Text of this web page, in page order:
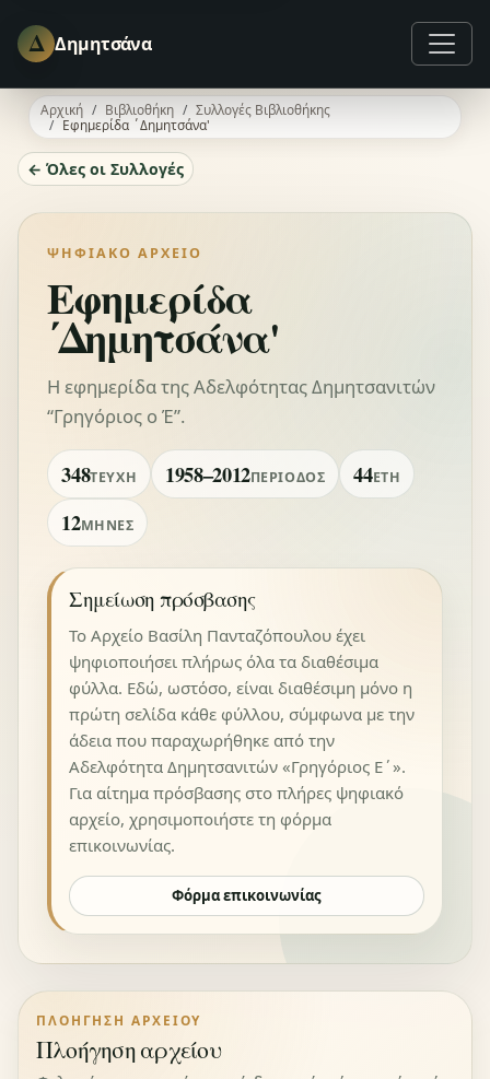
Δ Δημητσάνα
Αρχική Βιβλιοθήκη
Συλλογές Βιβλιοθήκης
Εφημερίδα ΄Δημητσάνα'
← Όλες οι Συλλογές
ΨΗΦΙΑΚΌ ΑΡΧΕΊΟ
Εφημερίδα
΄Δημητσάνα'
Η εφημερίδα της Αδελφότητας Δημητσανιτών
“Γρηγόριος ο Έ”.
348ΤΕΎΧΗ 1958–2012ΠΕΡΊΟΔΟΣ 44ΈΤΗ
12ΜΉΝΕΣ
Σημείωση πρόσβασης
Το Αρχείο Βασίλη Πανταζόπουλου έχει
ψηφιοποιήσει πλήρως όλα τα διαθέσιμα
φύλλα. Εδώ, ωστόσο, είναι διαθέσιμη μόνο η
πρώτη σελίδα κάθε φύλλου, σύμφωνα με την
άδεια που παραχωρήθηκε από την
Αδελφότητα Δημητσανιτών «Γρηγόριος Ε΄».
Για αίτημα πρόσβασης στο πλήρες ψηφιακό
αρχείο, χρησιμοποιήστε τη φόρμα
επικοινωνίας.
Φόρμα επικοινωνίας
ΠΛΟΉΓΗΣΗ ΑΡΧΕΊΟΥ
Πλοήγηση αρχείου